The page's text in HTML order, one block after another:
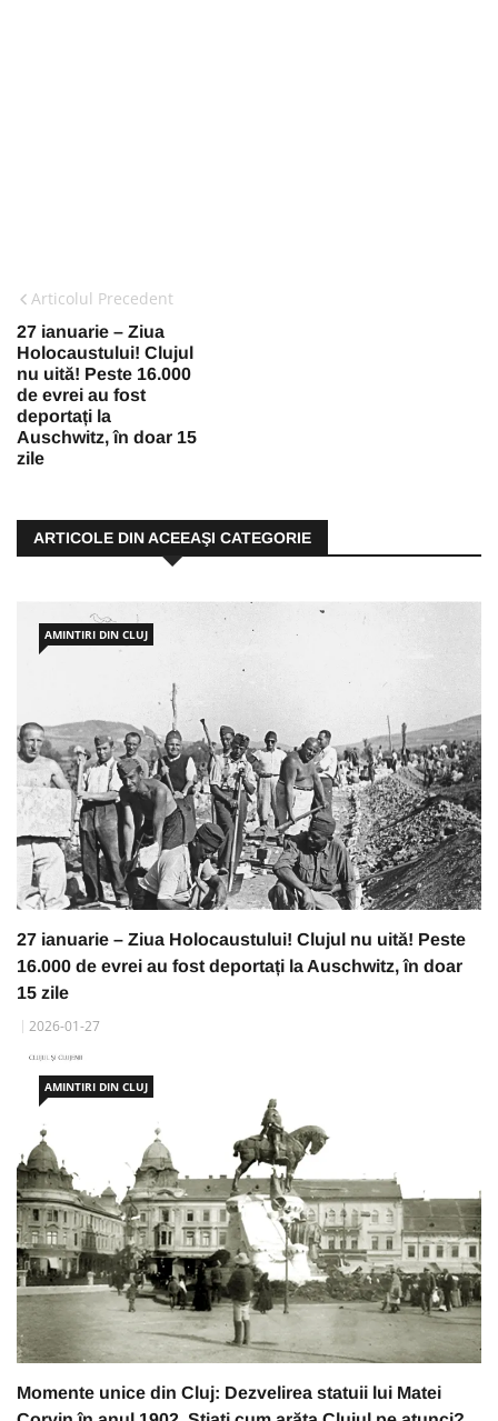
Articolul Precedent
27 ianuarie – Ziua
Holocaustului! Clujul
nu uită! Peste 16.000
de evrei au fost
deportați la
Auschwitz, în doar 15
zile
ARTICOLE DIN ACEEAŞI CATEGORIE
AMINTIRI DIN CLUJ
27 ianuarie – Ziua Holocaustului! Clujul nu uită! Peste
16.000 de evrei au fost deportați la Auschwitz, în doar
15 zile
2026-01-27
AMINTIRI DIN CLUJ
Momente unice din Cluj: Dezvelirea statuii lui Matei